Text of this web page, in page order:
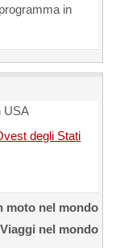
in
USA
degli Stati
moto nel mondo
nel mondo